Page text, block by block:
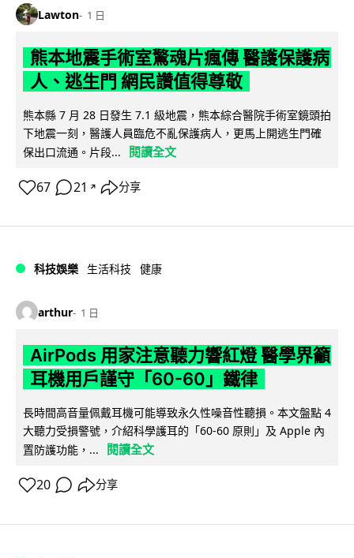
Lawton 1 日
熊本地震手術室驚魂片瘋傳 醫護保護病
人、逃生門 網民讚值得尊敬
熊本縣 7 月 28 日發生 7.1 級地震，熊本綜合醫院手術室鏡頭拍
下地震一刻，醫護人員臨危不亂保護病人，更馬上開逃生門確
保出口流通。片段...
閱讀全文
67 21 ↗ 分享
科技娛樂 生活科技 健康
arthur 1 日
AirPods 用家注意聽力響紅燈 醫學界籲
耳機用戶謹守「60-60」鐵律
長時間高音量佩戴耳機可能導致永久性噪音性聽損。本文盤點 4
大聽力受損警號，介紹科學護耳的「60-60 原則」及 Apple 內
置防護功能，...
閱讀全文
20 分享